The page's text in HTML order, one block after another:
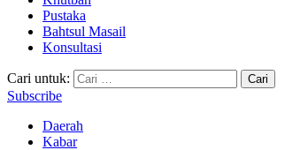
Pustaka
Bahtsul Masail
Konsultasi
Cari untuk:
Subscribe
Daerah
Kabar